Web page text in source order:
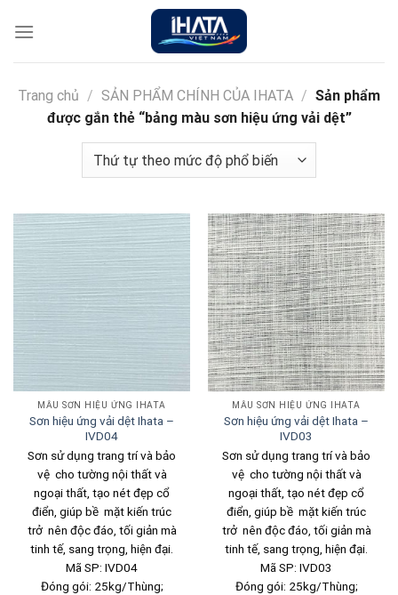
đến
Trang chủ / SẢN PHẨM CHÍNH CỦA IHATA / Sản phẩm
được gắn thẻ “bảng màu sơn hiệu ứng vải dệt”
MẪU SƠN HIỆU ỨNG IHATA
Sơn hiệu ứng vải dệt Ihata –
IVD04
Sơn sử dụng trang trí và bảo
vệ cho tường nội thất và
ngoại thất, tạo nét đẹp cổ
điển, giúp bề mặt kiến trúc
trở nên độc đáo, tối giản mà
tinh tế, sang trọng, hiện đại.
Mã SP: IVD04
Đóng gói: 25kg/Thùng;
MẪU SƠN HIỆU ỨNG IHATA
Sơn hiệu ứng vải dệt Ihata –
IVD03
Sơn sử dụng trang trí và bảo
vệ cho tường nội thất và
ngoại thất, tạo nét đẹp cổ
điển, giúp bề mặt kiến trúc
trở nên độc đáo, tối giản mà
tinh tế, sang trọng, hiện đại.
Mã SP: IVD03
Đóng gói: 25kg/Thùng;